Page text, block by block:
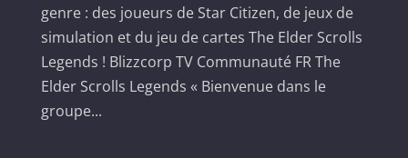
genre : des joueurs de Star Citizen, de jeux de
simulation et du jeu de cartes The Elder Scrolls
Legends ! Blizzcorp TV Communauté FR The
Elder Scrolls Legends « Bienvenue dans le
groupe...